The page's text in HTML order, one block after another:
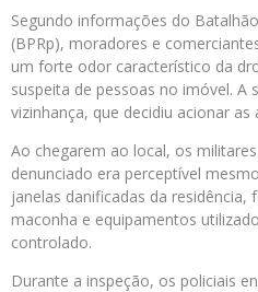
Segundo informações do
(BPRp), moradores e
um forte odor característico da
suspeita de pessoas no imóvel. A
vizinhança, que decidiu acionar as
Ao chegarem ao local, os
denunciado era perceptível
janelas danificadas da residência,
maconha e equipamentos
controlado.
Durante a inspeção, os policiais